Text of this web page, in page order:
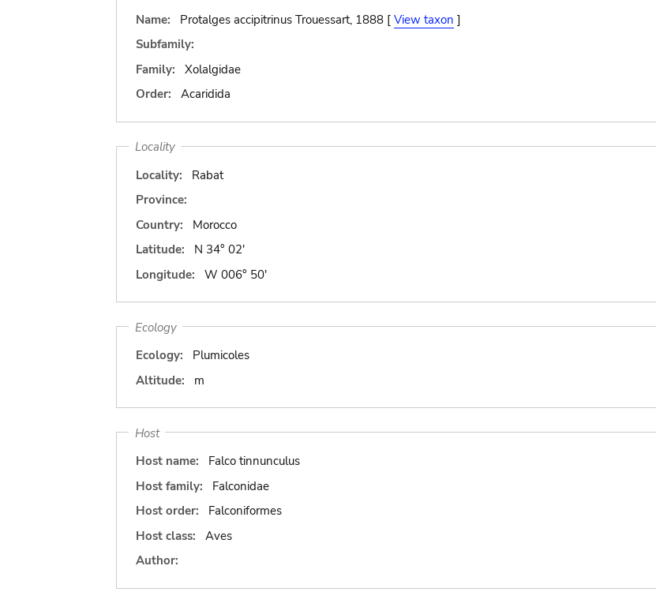
Name:
Protalges accipitrinus Trouessart, 1888 [ View taxon ]
Subfamily:
Family:
Xolalgidae
Order:
Acaridida
Locality
Locality:
Rabat
Province:
Country:
Morocco
Latitude:
N 34° 02'
Longitude:
W 006° 50'
Ecology
Ecology:
Plumicoles
Altitude:
m
Host
Host name:
Falco tinnunculus
Host family:
Falconidae
Host order:
Falconiformes
Host class:
Aves
Author: